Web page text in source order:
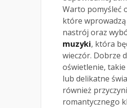
Warto pomyśleć
które
nastrój oraz
muzyki, która
wieczór. Dobrze
oświetlenie,
lub delikatne
również
romantycznego